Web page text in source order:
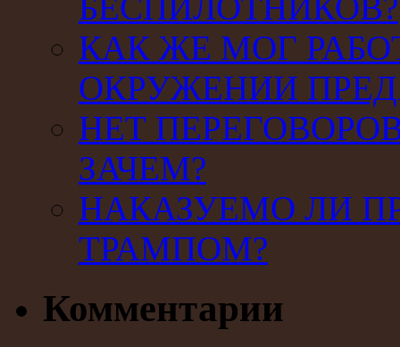
КАК ЖЕ МОГ
ОКРУЖЕНИИ
НЕТ
ЗАЧЕМ?
НАКАЗУЕМО ЛИ
ТРАМПОМ?
Комментарии